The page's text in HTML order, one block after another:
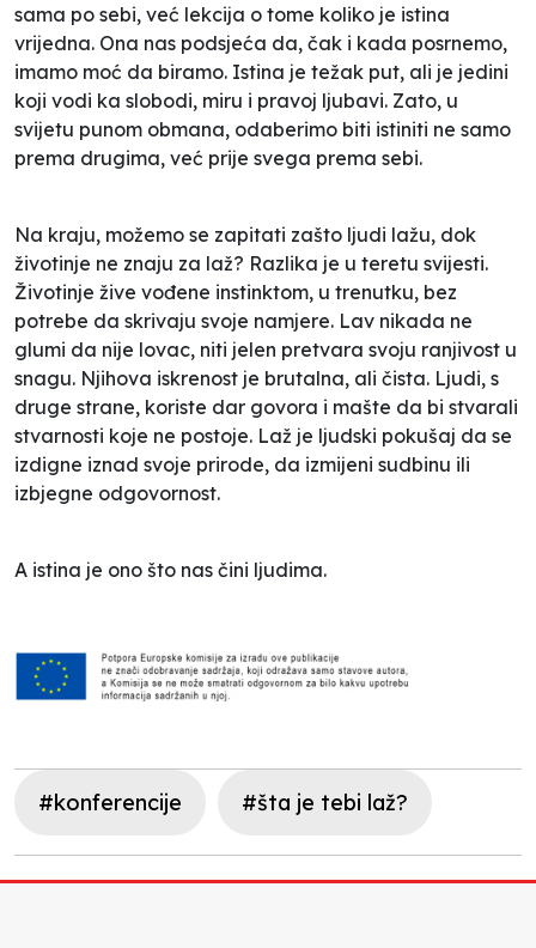
sama po sebi, već lekcija o tome koliko je istina
vrijedna. Ona nas podsjeća da, čak i kada posrnemo,
imamo moć da biramo. Istina je težak put, ali je jedini
koji vodi ka slobodi, miru i pravoj ljubavi. Zato, u
svijetu punom obmana, odaberimo biti istiniti ne samo
prema drugima, već prije svega prema sebi.
Na kraju, možemo se zapitati zašto ljudi lažu, dok
životinje ne znaju za laž? Razlika je u teretu svijesti.
Životinje žive vođene instinktom, u trenutku, bez
potrebe da skrivaju svoje namjere. Lav nikada ne
glumi da nije lovac, niti jelen pretvara svoju ranjivost u
snagu. Njihova iskrenost je brutalna, ali čista. Ljudi, s
druge strane, koriste dar govora i mašte da bi stvarali
stvarnosti koje ne postoje. Laž je ljudski pokušaj da se
izdigne iznad svoje prirode, da izmijeni sudbinu ili
izbjegne odgovornost.
A istina je ono što nas čini ljudima.
#konferencije #šta je tebi laž?